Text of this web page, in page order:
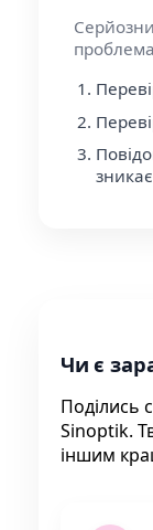
зникає
Чи є
Поділись
Sinoptik.
іншим